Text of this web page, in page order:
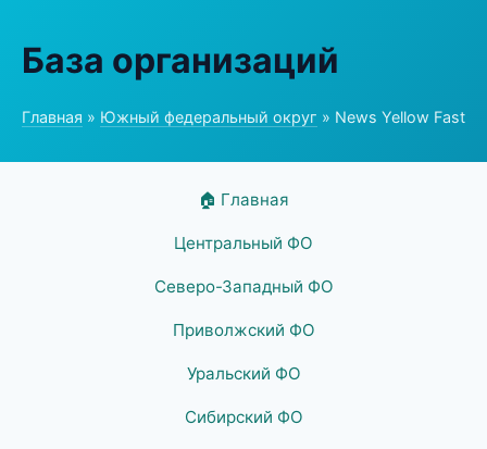
База организаций
Главная » Южный федеральный округ » News Yellow Fast
🏠 Главная
Центральный ФО
Северо-Западный ФО
Приволжский ФО
Уральский ФО
Сибирский ФО